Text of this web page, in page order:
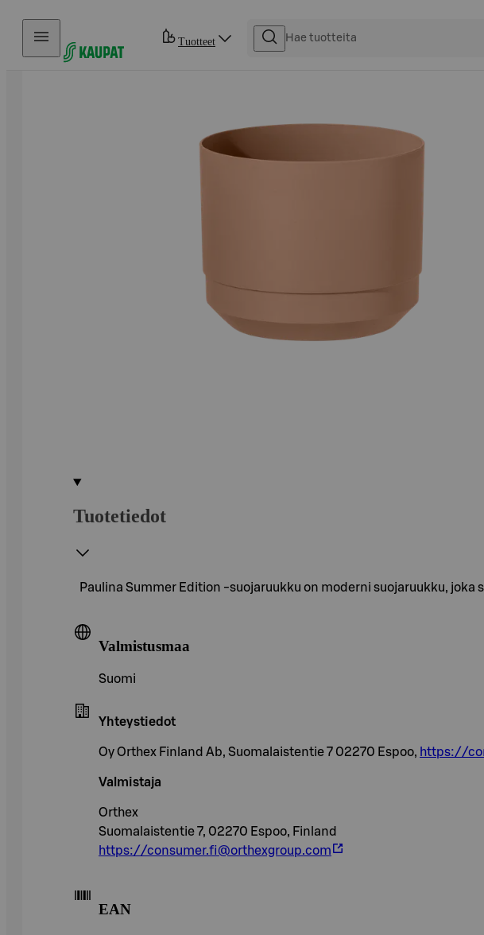
Hyppää sisältöön
Tuotteet
Tuotetiedot
Paulina Summer Edition -suojaruukku on moderni suojaruukku,
Valmistusmaa
Suomi
Yhteystiedot
Oy Orthex Finland Ab, Suomalaistentie 7 02270 Espoo, https://
Valmistaja
Orthex
Suomalaistentie 7, 02270 Espoo, Finland
https://consumer.fi@orthexgroup.com
EAN